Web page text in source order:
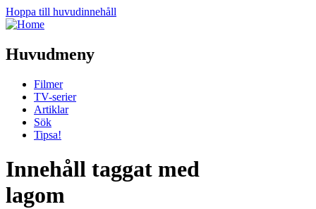
Hoppa till huvudinnehåll
Huvudmeny
Filmer
TV-serier
Artiklar
Sök
Tipsa!
Innehåll taggat med
lagom